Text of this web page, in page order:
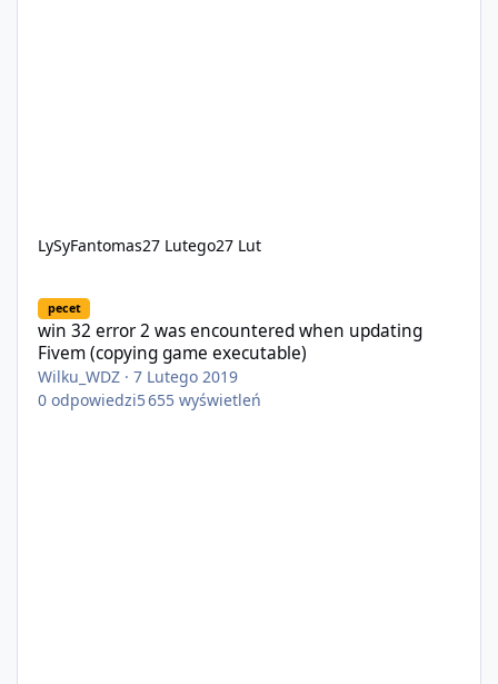
LySyFantomas27 Lutego27 Lut
pecet
win 32 error 2 was encountered when updating
Fivem (copying game executable)
Wilku_WDZ ·7 Lutego 2019
0 odpowiedzi5 655 wyświetleń